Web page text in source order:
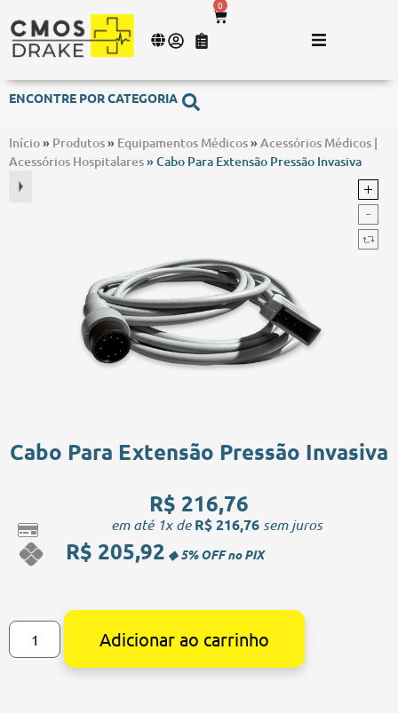
0
ENCONTRE POR CATEGORIA
Início» Produtos» Equipamentos Médicos» Acessórios Médicos |
Acessórios Hospitalares» Cabo Para Extensão Pressão Invasiva
Cabo Para Extensão Pressão Invasiva
R$ 216,76
em até 1x deR$216,76 sem juros
R$ 205,92
Adicionar ao carrinho
Alternative: